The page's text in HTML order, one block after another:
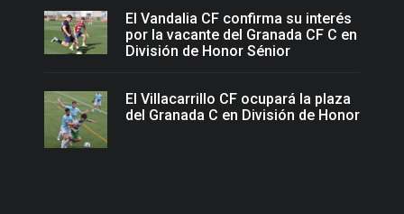
El Vandalia CF confirma su interés
por la vacante del Granada CF C en
División de Honor Sénior
El Villacarrillo CF ocupará la plaza
del Granada C en División de Honor